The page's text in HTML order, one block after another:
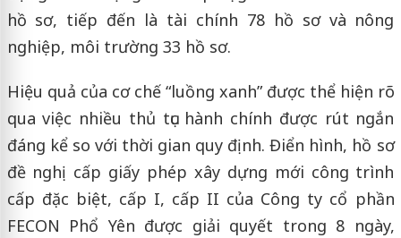
hồ sơ, tiếp đến là tài chính 78 hồ sơ và nông
nghiệp, môi trường 33 hồ sơ.
Hiệu quả của cơ chế “luồng xanh” được thể hiện rõ
qua việc nhiều thủ tục hành chính được rút ngắn
đáng kể so với thời gian quy định. Điển hình, hồ sơ
đề nghị cấp giấy phép xây dựng mới công trình
cấp đặc biệt, cấp I, cấp II của Công ty cổ phần
FECON Phổ Yên được giải quyết trong 8 ngày,